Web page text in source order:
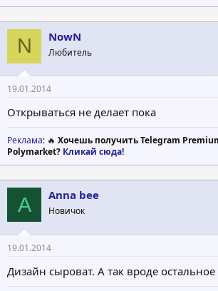
N NowN
Любитель
19.01.2014
Открываться не делает пока
Реклама: 🔥 Хочешь получить Telegram
Polymarket? Кликай сюда!
A Anna bee
Новичок
19.01.2014
Дизайн сыроват. А так вроде